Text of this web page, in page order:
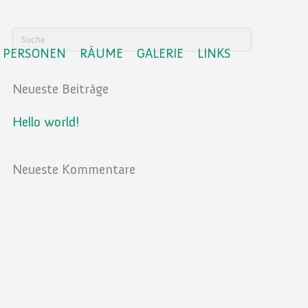
PERSONEN RÄUME GALERIE LINKS
Neueste Beiträge
Hello world!
Neueste Kommentare